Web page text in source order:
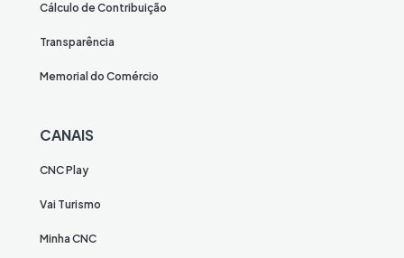
Cálculo de Contribuição
Transparência
Memorial do Comércio
CANAIS
CNC Play
Vai Turismo
Minha CNC